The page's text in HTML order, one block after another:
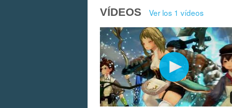
VÍDEOS Ver los 1 vídeos